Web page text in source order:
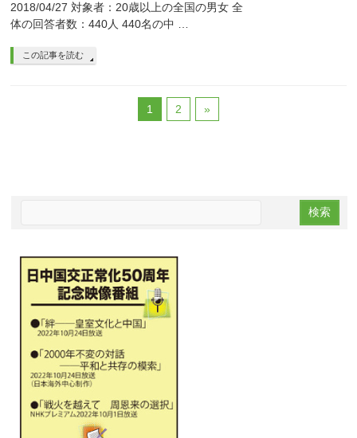
2018/04/27 対象者：20歳以上の全国の男女 全
体の回答者数：440人 440名の中 …
この記事を読む
1 2 »